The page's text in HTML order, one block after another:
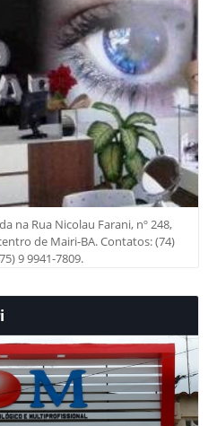
na Rua Nicolau Farani, nº 248,
de Mairi-BA. Contatos: (74)
9 9941-7809.